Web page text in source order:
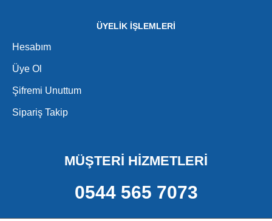
ÜYELİK İŞLEMLERİ
Hesabım
Üye Ol
Şifremi Unuttum
Sipariş Takip
MÜŞTERİ HİZMETLERİ
0544 565 7073